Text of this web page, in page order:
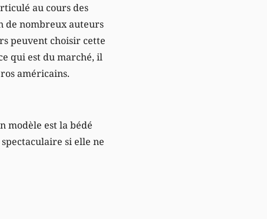
au cours des
de nombreux auteurs
peuvent choisir cette
qui est du marché, il
américains.
modèle est la bédé
si elle ne